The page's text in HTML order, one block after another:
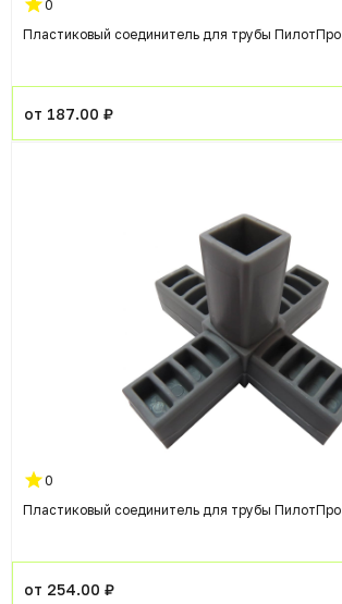
0
Пластиковый соединитель для трубы ПилотПро
от 187.00 ₽
0
Пластиковый соединитель для трубы ПилотПро
от 254.00 ₽